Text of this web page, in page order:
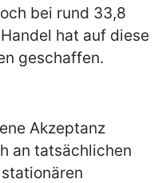
bei rund 33,8
hat auf diese
geschaffen.
Akzeptanz
an tatsächlichen